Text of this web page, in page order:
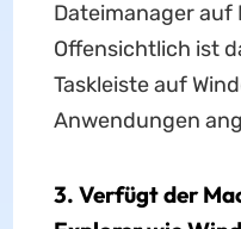
Dateimanager auf
Offensichtlich ist
Taskleiste auf
Anwendungen
3. Verfügt der